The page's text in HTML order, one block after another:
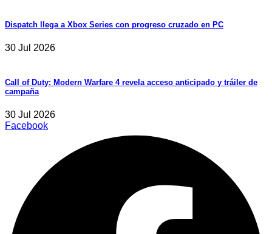
Dispatch llega a Xbox Series con progreso cruzado en PC
30 Jul 2026
Call of Duty: Modern Warfare 4 revela acceso anticipado y tráiler de
campaña
30 Jul 2026
Facebook